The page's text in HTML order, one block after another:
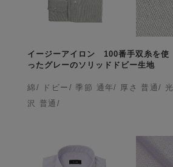
イージーアイロン 100番手双糸を使
ったグレーのソリッドドビー生地
綿/ ドビー/ 季節 通年/ 厚さ 普通/ 光
沢 普通/